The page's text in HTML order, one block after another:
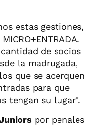
estas gestiones,
de socios
la madrugada,
que se acerquen
para que
tengan su lugar".
por penales